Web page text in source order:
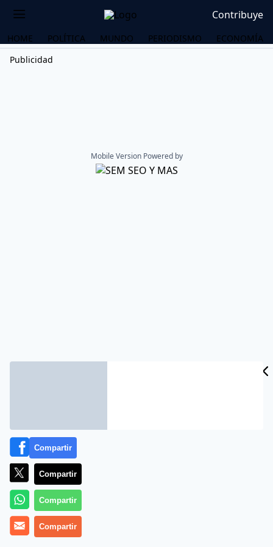
Contribuye
HOME POLÍTICA MUNDO PERIODISMO
ECONOMÍA
Publicidad
Mobile Version Powered by
Compartir
Compartir
Compartir
Compartir